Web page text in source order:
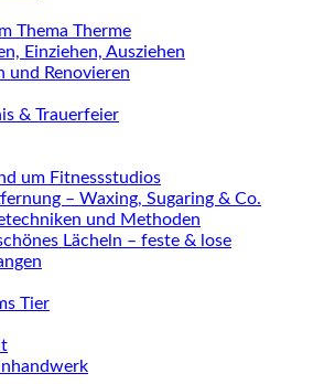
Thema Therme
Einziehen, Ausziehen
und Renovieren
& Trauerfeier
um Fitnessstudios
– Waxing, Sugaring & Co.
und Methoden
Lächeln – feste & lose
Tier